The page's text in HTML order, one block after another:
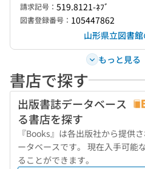
請求記号： 519.8121-ﾈﾌﾞ
図書登録番号： 105447862
山形県立図書
もっと見る
書店で探す
出版書誌データベース
る書店を探す
『Books』は各出版社から提供
ータベースです。 現在入手可能
ることができます。